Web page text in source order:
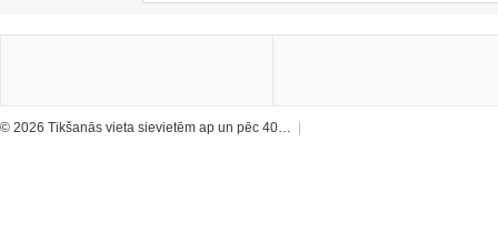
© 2026 Tikšanās vieta sievietēm ap un pēc 40…